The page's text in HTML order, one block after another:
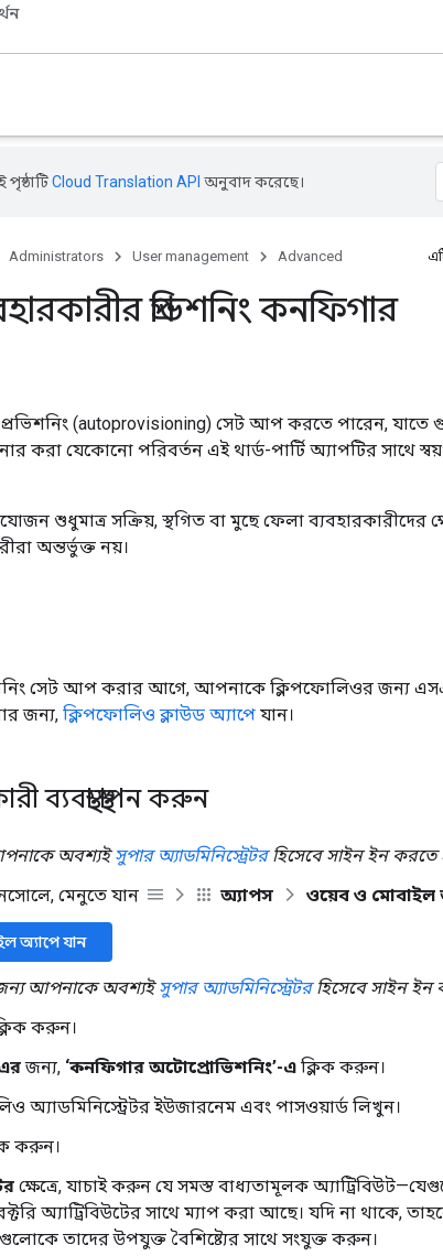
পৃষ্ঠাটিCloud Translation API অনুবাদ করেছে।
Administrators User management Advanced
প্রভিশনিং কনফিগার
(autoprovisioning) সেট আপ করতে পারেন, যাতে
করা যেকোনো পরিবর্তন এই থার্ড-পার্টি অ্যাপটির সাথে
শুধুমাত্র সক্রিয়, স্থগিত বা মুছে ফেলা ব্যবহারকারীদের
অন্তর্ভুক্ত নয়।
সেট আপ করার আগে, আপনাকে ক্লিপফোলিওর জন্য
জন্য, ক্লিপফোলিও ক্লাউড অ্যাপে যান।
ব্যবস্থা স্থাপন করুন
অবশ্যইসুপার অ্যাডমিনিস্ট্রেটরহিসেবে সাইন ইন করতে
মেনুতে যান
অ্যাপস ওয়েব ও মোবাইল
অ্যাপে যান
আপনাকে অবশ্যইসুপার অ্যাডমিনিস্ট্রেটরহিসেবে সাইন ইন
করুন।
জন্য, ‘কনফিগার অটোপ্রোভিশনিং’-এ ক্লিক করুন।
অ্যাডমিনিস্ট্রেটর ইউজারনেম এবং পাসওয়ার্ড লিখুন।
করুন।
ক্ষেত্রে, যাচাই করুন যে সমস্ত বাধ্যতামূলক
অ্যাট্রিবিউটের সাথে ম্যাপ করা আছে। যদি না থাকে,
তাদের উপযুক্ত বৈশিষ্ট্যের সাথে সংযুক্ত করুন।